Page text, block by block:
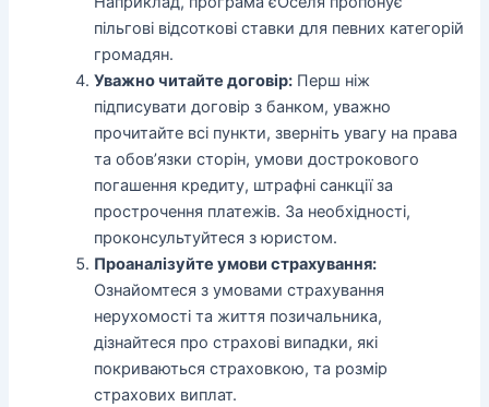
пільгові відсоткові ставки для певних категорій
громадян.
Уважно читайте договір: Перш ніж
підписувати договір з банком, уважно
прочитайте всі пункти, зверніть увагу на права
та обов’язки сторін, умови дострокового
погашення кредиту, штрафні санкції за
прострочення платежів. За необхідності,
проконсультуйтеся з юристом.
Проаналізуйте умови страхування:
Ознайомтеся з умовами страхування
нерухомості та життя позичальника,
дізнайтеся про страхові випадки, які
покриваються страховкою, та розмір
страхових виплат.